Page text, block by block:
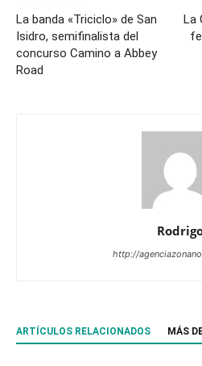
La banda «Triciclo» de San
Isidro, semifinalista del
concurso Camino a Abbey
Road
La
http://
ARTÍCULOS RELACIONADOS MÁS